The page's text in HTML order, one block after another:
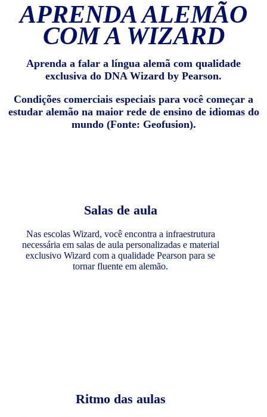
APRENDA ALEMÃO
COM A WIZARD
Aprenda a falar a língua alemã com qualidade
exclusiva do DNA Wizard by Pearson.
Condições comerciais especiais para você começar a
estudar alemão na maior rede de ensino de idiomas do
mundo (Fonte: Geofusion).
Salas de aula
Nas escolas Wizard, você encontra a infraestrutura
necessária em salas de aula personalizadas e material
exclusivo Wizard com a qualidade Pearson para se
tornar fluente em alemão.
Ritmo das aulas